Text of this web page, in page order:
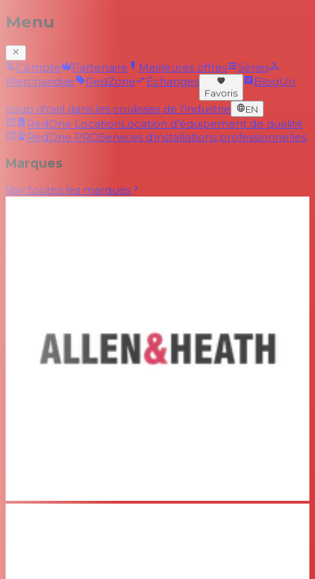
Menu
Compte Partenaire Meilleures offres
Séries
Merchandise
RedZone Échanges
Favoris
BlogUn
coup d'oeil dans les coulisses de l'industrie EN
RedOne LocationLocation d'équipement de qualité
RedOne PROServices d'installations professionnelles
Marques
Voir toutes les marques